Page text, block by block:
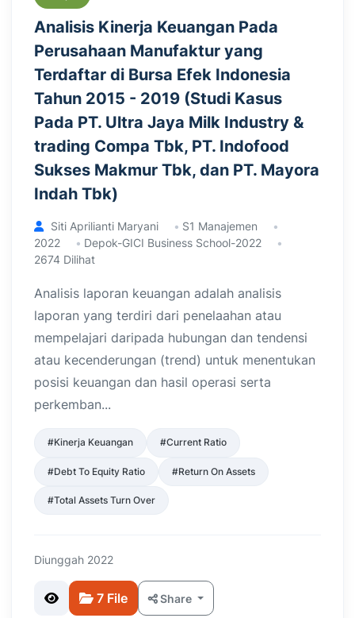
Analisis Kinerja Keuangan Pada
Perusahaan Manufaktur yang
Terdaftar di Bursa Efek Indonesia
Tahun 2015 - 2019 (Studi Kasus
Pada PT. Ultra Jaya Milk Industry &
trading Compa Tbk, PT. Indofood
Sukses Makmur Tbk, dan PT. Mayora
Indah Tbk)
Siti Aprilianti Maryani
S1 Manajemen
2022
Depok-GICI Business School-2022
2674 Dilihat
Analisis laporan keuangan adalah analisis
laporan yang terdiri dari penelaahan atau
mempelajari daripada hubungan dan tendensi
atau kecenderungan (trend) untuk menentukan
posisi keuangan dan hasil operasi serta
perkemban...
#Kinerja Keuangan #Current Ratio
#Debt To Equity Ratio #Return On Assets
#Total Assets Turn Over
Diunggah 2022
7 File Share